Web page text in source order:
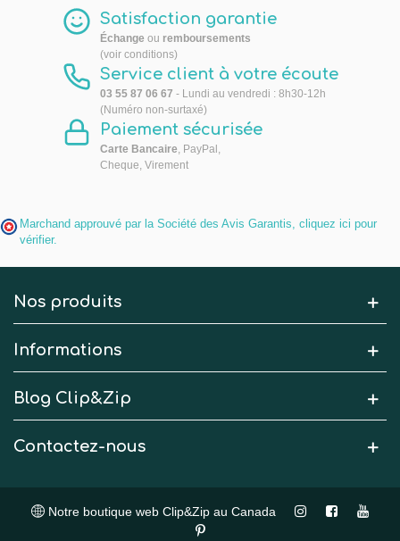
Satisfaction garantie
Échange ou remboursements
(voir conditions)
Service client à votre écoute
03 55 87 06 67 - Lundi au vendredi : 8h30-12h
(Numéro non-surtaxé)
Paiement sécurisée
Carte Bancaire, PayPal,
Cheque, Virement
Marchand approuvé par la Société des Avis Garantis, cliquez ici pour
vérifier.
Nos produits
Informations
Blog Clip&Zip
Contactez-nous
Notre boutique web Clip&Zip au Canada